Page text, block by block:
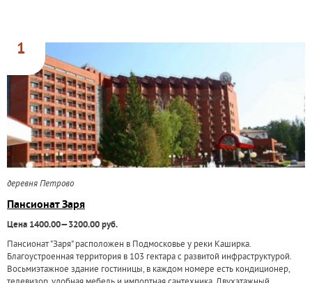
1
деревня Петрово
Пансионат Заря
Цена 1400.00—3200.00 руб.
Пансионат "Заря" расположен в Подмосковье у реки Каширка.
Благоустроенная территория в 103 гектара с развитой инфраструктурой.
Восьмиэтажное здание гостиницы, в каждом номере есть кондиционер,